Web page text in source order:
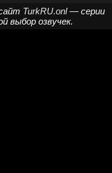
TurkRU.onl— серии
выбор озвучек.